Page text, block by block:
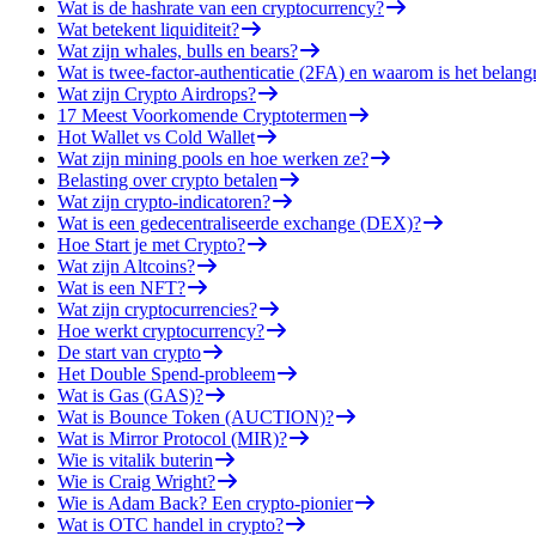
Wat is de hashrate van een cryptocurrency?
Wat betekent liquiditeit?
Wat zijn whales, bulls en bears?
Wat is twee-factor-authenticatie (2FA) en waarom is het
Wat zijn Crypto Airdrops?
17 Meest Voorkomende Cryptotermen
Hot Wallet vs Cold Wallet
Wat zijn mining pools en hoe werken ze?
Belasting over crypto betalen
Wat zijn crypto-indicatoren?
Wat is een gedecentraliseerde exchange (DEX)?
Hoe Start je met Crypto?
Wat zijn Altcoins?
Wat is een NFT?
Wat zijn cryptocurrencies?
Hoe werkt cryptocurrency?
De start van crypto
Het Double Spend-probleem
Wat is Gas (GAS)?
Wat is Bounce Token (AUCTION)?
Wat is Mirror Protocol (MIR)?
Wie is vitalik buterin
Wie is Craig Wright?
Wie is Adam Back? Een crypto-pionier
Wat is OTC handel in crypto?